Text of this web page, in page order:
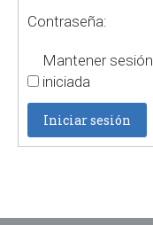
Contraseña:
Mantener sesión
iniciada
Iniciar sesión